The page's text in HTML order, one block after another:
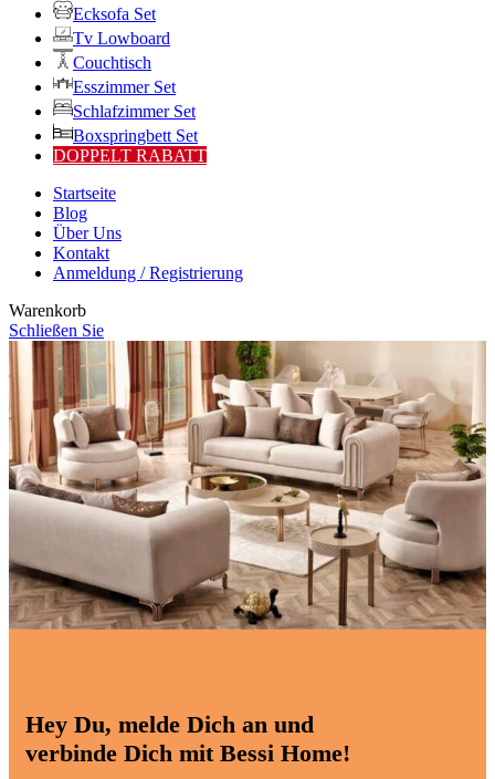
Ecksofa Set
Tv Lowboard
Couchtisch
Esszimmer Set
Schlafzimmer Set
Boxspringbett Set
DOPPELT RABATT
Startseite
Blog
Über Uns
Kontakt
Anmeldung / Registrierung
Warenkorb
Schließen Sie
Hey Du, melde Dich an und
verbinde Dich mit Bessi Home!